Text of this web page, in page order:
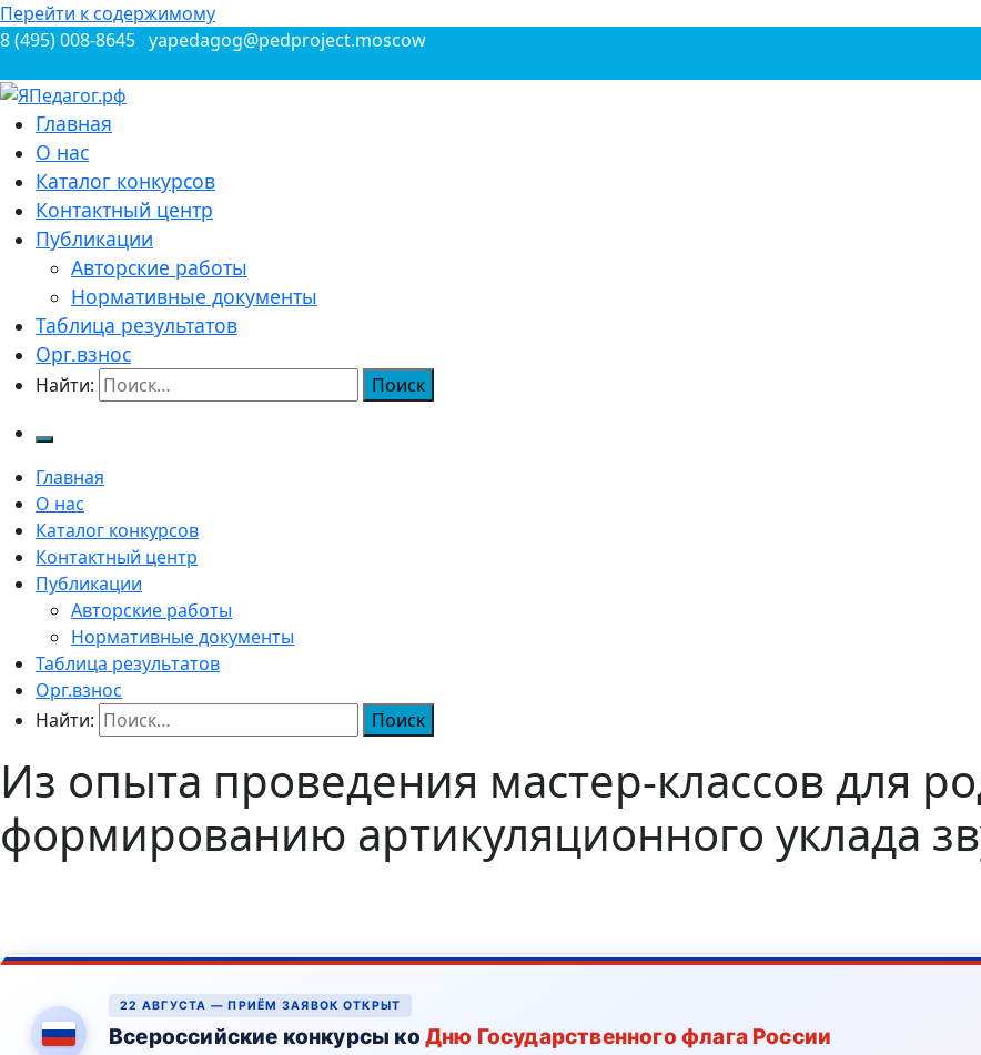
Перейти к содержимому
8 (495) 008-8645 yapedagog@pedproject.moscow
ЯПедагог.рф
Всероссийские конкурсы для педагогов
Главная
О нас
Каталог конкурсов
Контактный центр
Публикации
Авторские работы
Нормативные документы
Таблица результатов
Орг.взнос
Найти:
Главная
О нас
Каталог конкурсов
Контактный центр
Публикации
Авторские работы
Нормативные документы
Таблица результатов
Орг.взнос
Найти:
Из опыта проведения мастер-классов для
формированию артикуляционного уклада
22 АВГУСТА — ПРИЁМ ЗАЯВОК ОТКРЫТ
Всероссийские конкурсы ко Дню Государственного флага России